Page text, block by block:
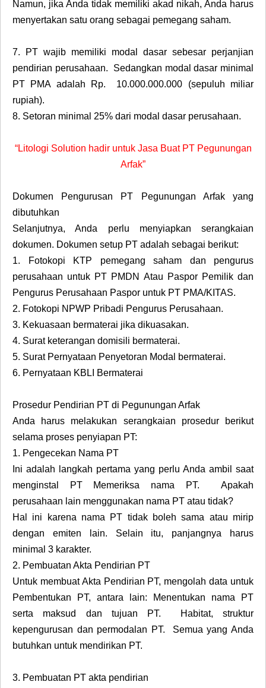
Namun, jika Anda tidak memiliki akad nikah, Anda harus
menyertakan satu orang sebagai pemegang saham.
7.
PT wajib memiliki modal dasar sebesar perjanjian
pendirian perusahaan. Sedangkan modal dasar minimal
PT PMA adalah Rp. 10.000.000.000 (sepuluh miliar
rupiah).
8. Setoran minimal 25% dari modal dasar perusahaan.
“Litologi Solution hadir untuk Jasa Buat PT Pegunungan
Arfak”
Dokumen Pengurusan PT Pegunungan Arfak yang
dibutuhkan
Selanjutnya, Anda perlu menyiapkan serangkaian
dokumen. Dokumen setup PT adalah sebagai berikut:
1.
Fotokopi KTP pemegang saham dan pengurus
perusahaan untuk PT PMDN Atau Paspor Pemilik dan
Pengurus Perusahaan Paspor untuk PT PMA/KITAS.
2. Fotokopi NPWP Pribadi Pengurus Perusahaan.
3. Kekuasaan bermaterai jika dikuasakan.
4. Surat keterangan domisili bermaterai.
5. Surat Pernyataan Penyetoran Modal bermaterai.
6. Pernyataan KBLI Bermaterai
Prosedur Pendirian PT di Pegunungan Arfak
Anda harus melakukan serangkaian prosedur berikut
selama proses penyiapan PT:
1. Pengecekan Nama PT
Ini adalah langkah pertama yang perlu Anda ambil saat
menginstal PT Memeriksa nama PT. Apakah
perusahaan lain menggunakan nama PT atau tidak?
Hal ini karena nama PT tidak boleh sama atau mirip
dengan emiten lain. Selain itu, panjangnya harus
minimal 3 karakter.
2. Pembuatan Akta Pendirian PT
Untuk membuat Akta Pendirian PT, mengolah data untuk
Pembentukan PT, antara lain: Menentukan nama PT
serta maksud dan tujuan PT. Habitat, struktur
kepengurusan dan permodalan PT. Semua yang Anda
butuhkan untuk mendirikan PT.
3. Pembuatan PT akta pendirian